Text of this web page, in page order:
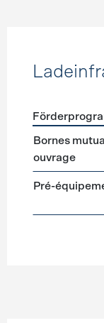
Bornes
ouvrage
Pré-